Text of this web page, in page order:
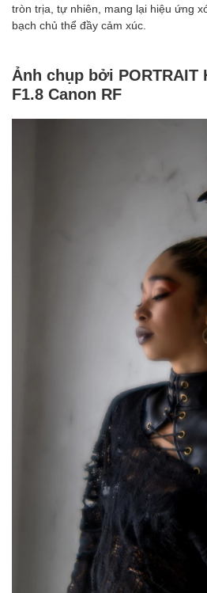
tròn trịa, tự nhiên, mang lại hiệu ứng
bạch chủ thể đầy cảm xúc.
Ảnh chụp bởi PORTRAIT
F1.8 Canon RF